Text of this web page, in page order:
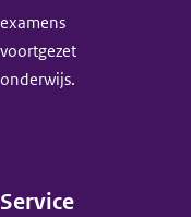
examens
voortgezet
onderwijs.
Service